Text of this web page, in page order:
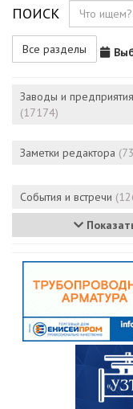
ПОИСК
Все разделы
Заводы и предприятия
(17174)
Заметки редактора
События и встречи